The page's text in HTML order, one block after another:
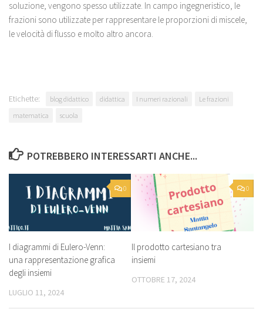
soluzione, vengono spesso utilizzate. In campo ingegneristico, le
frazioni sono utilizzate per rappresentare le proporzioni di miscele,
le velocità di flusso e molto altro ancora.
Etichette: blog didattico didattica I numeri razionali
Le frazioni
matematica
scuola
POTREBBERO INTERESSARTI ANCHE...
0
I diagrammi di Eulero-Venn:
una rappresentazione grafica
degli insiemi
LUGLIO 11, 2024
0
Il prodotto cartesiano tra
insiemi
OTTOBRE 17, 2024